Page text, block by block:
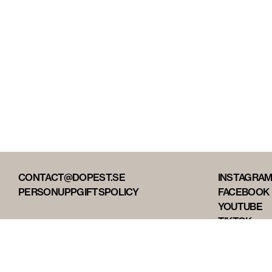
CONTACT@DOPEST.SE
PERSONUPPGIFTSPOLICY
INSTAGRAM
FACEBOOK
YOUTUBE
TIKTOK